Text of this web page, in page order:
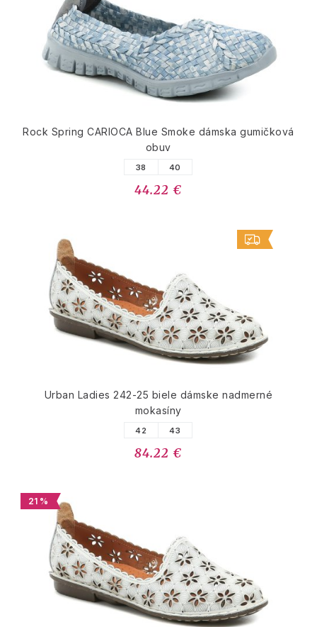
Rock Spring CARIOCA Blue Smoke dámska gumičková
obuv
38 40
44.22 €
Urban Ladies 242-25 biele dámske nadmerné
mokasíny
42 43
84.22 €
21 %